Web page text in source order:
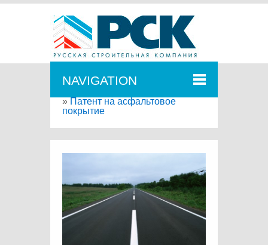
NAVIGATION
» Патент на асфальтовое
покрытие